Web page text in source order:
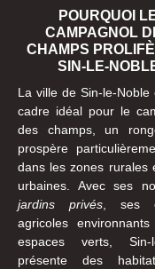
POURQUOI
CAMPAGNOL
CHAMPS
SIN-LE-
La ville de Sin-le-Noble
cadre idéal pour le
des champs, un
prospère
dans les zones rurales
urbaines. Avec ses
jardins privés , ses
agricoles
espaces verts, Sin-
présente des